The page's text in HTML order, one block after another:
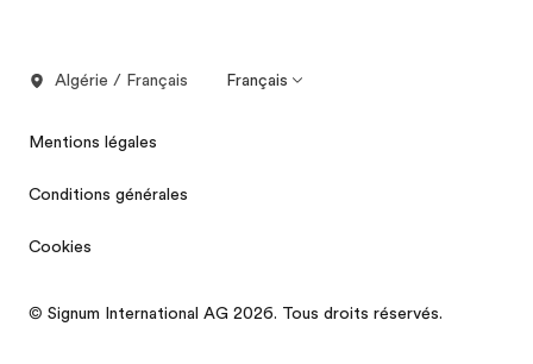
Algérie / Français Français
Mentions légales
Conditions générales
Cookies
© Signum International AG 2026. Tous droits réservés.